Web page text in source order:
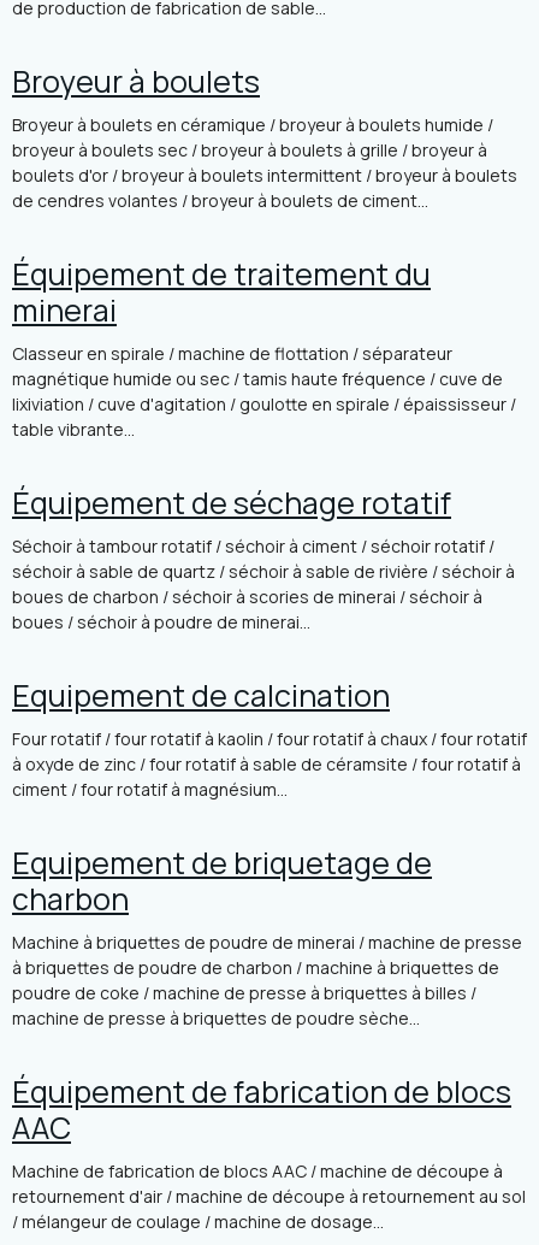
de production de fabrication de sable...
Broyeur à boulets
Broyeur à boulets en céramique / broyeur à boulets humide /
broyeur à boulets sec / broyeur à boulets à grille / broyeur à
boulets d'or / broyeur à boulets intermittent / broyeur à boulets
de cendres volantes / broyeur à boulets de ciment...
Équipement de traitement du
minerai
Classeur en spirale / machine de flottation / séparateur
magnétique humide ou sec / tamis haute fréquence / cuve de
lixiviation / cuve d'agitation / goulotte en spirale / épaississeur /
table vibrante...
Équipement de séchage rotatif
Séchoir à tambour rotatif / séchoir à ciment / séchoir rotatif /
séchoir à sable de quartz / séchoir à sable de rivière / séchoir à
boues de charbon / séchoir à scories de minerai / séchoir à
boues / séchoir à poudre de minerai...
Equipement de calcination
Four rotatif / four rotatif à kaolin / four rotatif à chaux / four rotatif
à oxyde de zinc / four rotatif à sable de céramsite / four rotatif à
ciment / four rotatif à magnésium...
Equipement de briquetage de
charbon
Machine à briquettes de poudre de minerai / machine de presse
à briquettes de poudre de charbon / machine à briquettes de
poudre de coke / machine de presse à briquettes à billes /
machine de presse à briquettes de poudre sèche...
Équipement de fabrication de blocs
AAC
Machine de fabrication de blocs AAC / machine de découpe à
retournement d'air / machine de découpe à retournement au sol
/ mélangeur de coulage / machine de dosage...